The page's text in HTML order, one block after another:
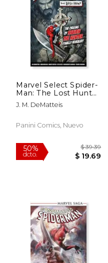
50%
dcto. $ 28.15
Marvel Select Spider-
Man: The Lost Hunt
(en Inglés)
J. M. DeMatteis
Panini Comics, Nuevo